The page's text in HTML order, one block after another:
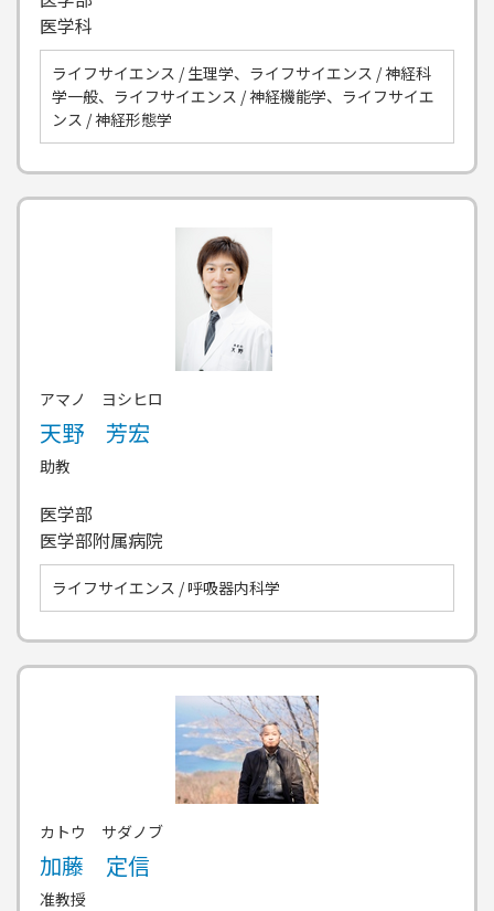
医学科
ライフサイエンス / 生理学、ライフサイエンス / 神経科
学一般、ライフサイエンス / 神経機能学、ライフサイエ
ンス / 神経形態学
アマノ ヨシヒロ
天野 芳宏
助教
医学部
医学部附属病院
ライフサイエンス / 呼吸器内科学
カトウ サダノブ
加藤 定信
准教授